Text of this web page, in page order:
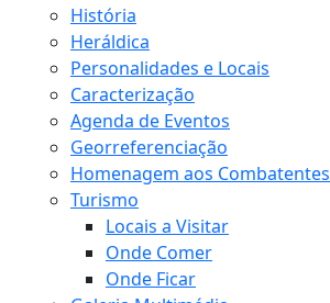
História
Heráldica
Personalidades e Locais
Caracterização
Agenda de Eventos
Georreferenciação
Homenagem aos Combatentes
Turismo
Locais a Visitar
Onde Comer
Onde Ficar